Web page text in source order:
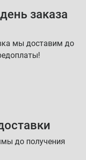
заказа
мы доставим до
до получения